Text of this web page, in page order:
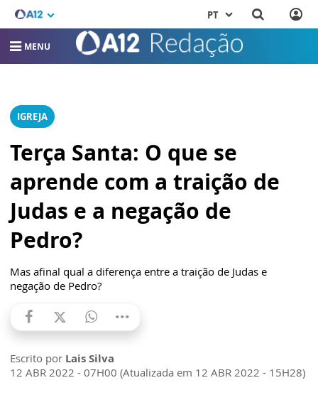
PT
MENU
IGREJA
Terça Santa: O que se
aprende com a traição de
Judas e a negação de
Pedro?
Mas afinal qual a diferença entre a traição de Judas e
negação de Pedro?
Escrito por Lais Silva
12 ABR 2022 - 07H00 (Atualizada em 12 ABR 2022 - 15H28)